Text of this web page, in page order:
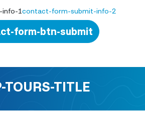
1contact-form-submit-info-2
form-btn-submit
TOURS-TITLE